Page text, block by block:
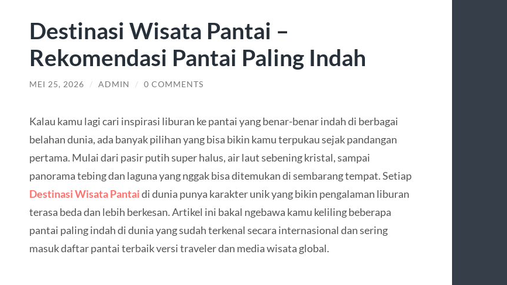
Destinasi Wisata Pantai –
Rekomendasi Pantai Paling Indah
MEI 25, 2026 / ADMIN / 0 COMMENTS
Kalau kamu lagi cari inspirasi liburan ke pantai yang benar-benar indah di berbagai
belahan dunia, ada banyak pilihan yang bisa bikin kamu terpukau sejak pandangan
pertama. Mulai dari pasir putih super halus, air laut sebening kristal, sampai
panorama tebing dan laguna yang nggak bisa ditemukan di sembarang tempat. Setiap
Destinasi Wisata Pantaidi dunia punya karakter unik yang bikin pengalaman liburan
terasa beda dan lebih berkesan. Artikel ini bakal ngebawa kamu keliling beberapa
pantai paling indah di dunia yang sudah terkenal secara internasional dan sering
masuk daftar pantai terbaik versi traveler dan media wisata global.